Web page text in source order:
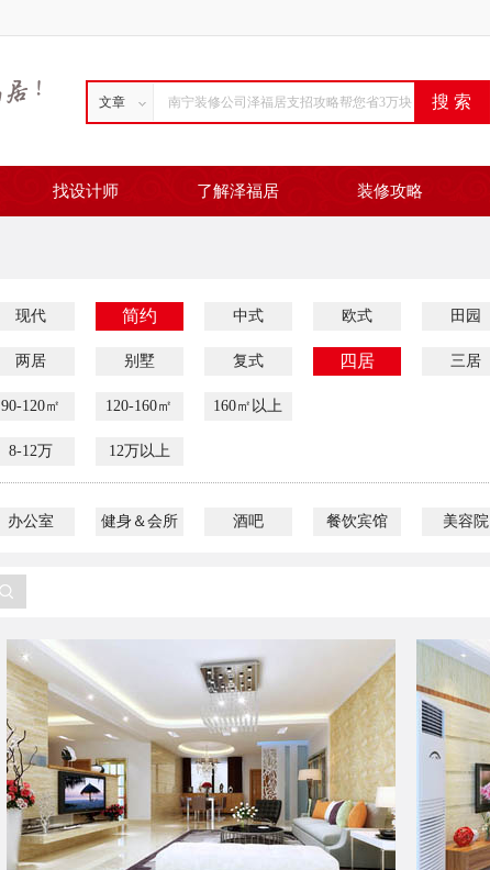
文章
找设计师 了解泽福居 装修攻略
现代 简约 中式 欧式 田园
两居 别墅 复式 四居 三居
90-120㎡ 120-160㎡ 160㎡以上
8-12万 12万以上
办公室 健身＆会所 酒吧 餐饮宾馆 美容院